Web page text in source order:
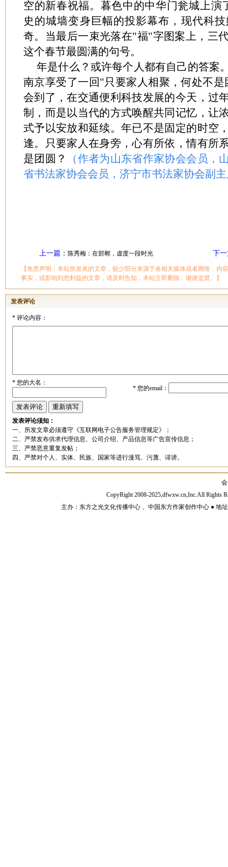
空的新春祝福。暮色中的中华门瓮城上演
史的城墙变身巨幅的投影幕布，现代科
奇。当最后一束光落在"福"字图案上，三
这个春节最圆满的句号。
年是什么？或许每个人都有自己的答案
南京享受了一回"只要家人相聚，何处不
会到了，在交通便利科技发展的今天，过
制，而是以当代的方式唤醒共同记忆，让
式予以安放和延续。年已不是固定的时空
逢。只要家人在身旁，心有所依，情有所
是团圆？
（作者为山东省作家协会会员，
省书法家协会会员，济宁市书法家协会副
上一篇： 陈秀梅：在邯郸，虚度一段时光 下
【免责声明：本站所发表的文章，较少部分来源于各相关媒体或者网络，内
事实，或影响到您利益的文章，请及时告知，本站立即删除。谢谢监督。】
发表评论
*评论内容：
*您的大名：
*您的email：
发表评论须知：
一、所发文章必须遵守《互联网电子公告服务管理规定》；
二、严禁发布供求代理信息、公司介绍、产品信息等广告宣传信息；
三、严禁恶意重复发帖；
四、严禁对个人、实体、民族、国家等进行漫骂、污蔑、诽谤。
CopyRight 2008-2025,dfwxw.cn,Inc.All Rights
主办：东方之光文化传播中心 、中国东方作家创作中心 ● 地